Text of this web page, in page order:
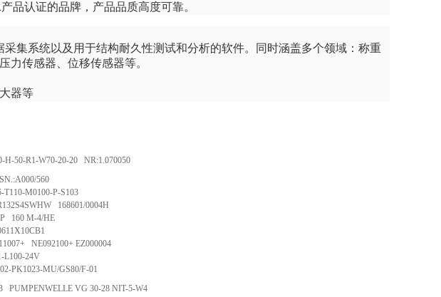
品认证的品牌，产品品质高度可靠。
集系统以及用于结构耐久性测试和分析的软件。同时涵盖多个领域：称重
力传感器、位移传感器等。
器等
H-50-R1-W70-20-20 NR:1.070050
560
T110-M0100-P-S103
168601/0004H
160 M-4/HE
NE092100+ EZ000004
L100-24V
PK1023-MU/GS80/F-01
PUMPENWELLE VG 30-28 NIT-5-W4